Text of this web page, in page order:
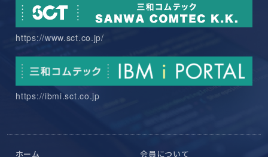
https://www.sct.co.jp/
https://ibmi.sct.co.jp
ホーム 会員について